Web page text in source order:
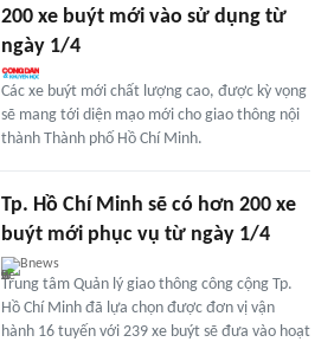
200 xe buýt mới vào sử dụng từ
ngày 1/4
Các xe buýt mới chất lượng cao, được kỳ vọng
sẽ mang tới diện mạo mới cho giao thông nội
thành Thành phố Hồ Chí Minh.
Tp. Hồ Chí Minh sẽ có hơn 200 xe
buýt mới phục vụ từ ngày 1/4
Bnews
Trung tâm Quản lý giao thông công cộng Tp.
Hồ Chí Minh đã lựa chọn được đơn vị vận
hành 16 tuyến với 239 xe buýt sẽ đưa vào hoạt